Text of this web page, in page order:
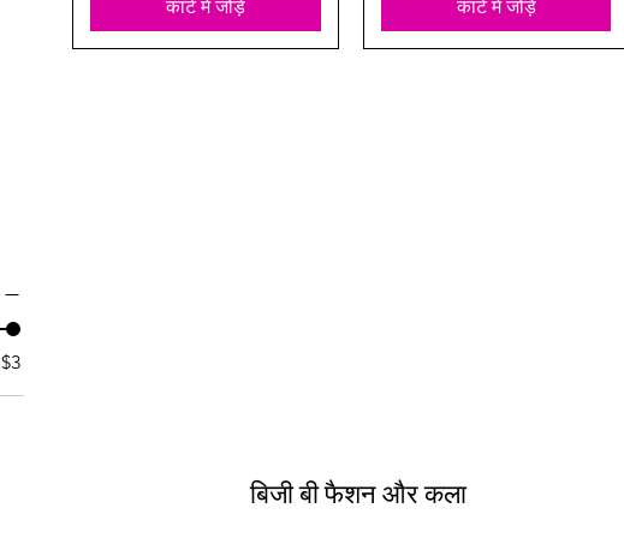
$3
कार्ट में जोड़ें कार्ट में जोड़ें
बिजी बी फैशन और कला